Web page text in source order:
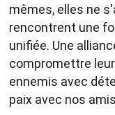
mêmes, elles ne
rencontrent une
unifiée. Une
compromettre
ennemis avec
paix avec nos